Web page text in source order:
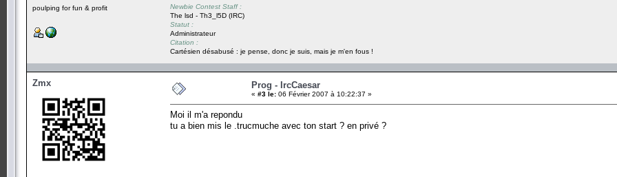
poulping for fun & profit
Newbie Contest Staff :
The lsd - Th3_l5D (IRC)
Statut :
Administrateur
Citation :
Cartésien désabusé : je pense, donc je suis, mais je m'en fous !
Zmx Prog - IrcCaesar
« #3 le: 06 Février 2007 à 10:22:37 »
Moi il m'a repondu
tu a bien mis le .trucmuche avec ton start ? en privé ?